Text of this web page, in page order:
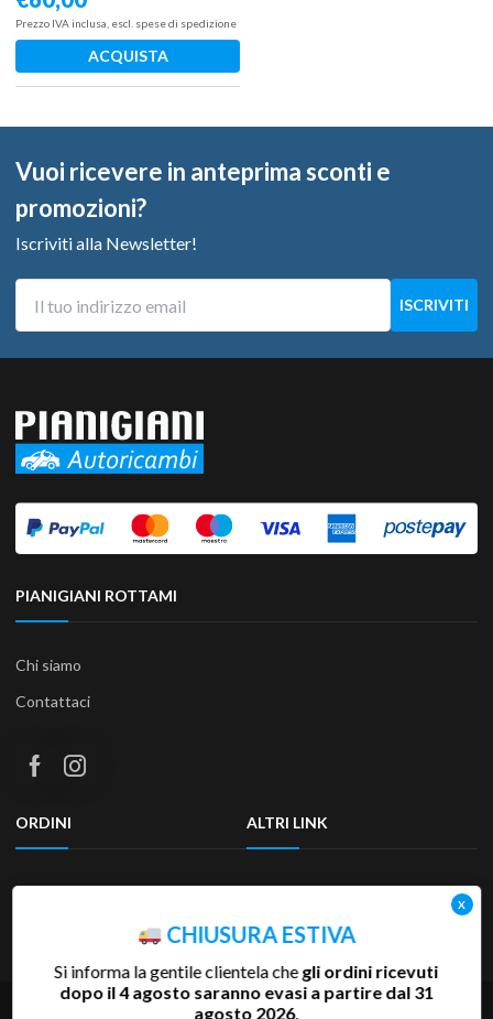
Prezzo IVA inclusa, escl. spese di spedizione
ACQUISTA
Vuoi ricevere in anteprima sconti e
promozioni?
Iscriviti alla Newsletter!
PIANIGIANI ROTTAMI
Chi siamo
Contattaci
ORDINI
Termini e condizioni
ALTRI LINK
Privacy Policy
Accessibilità
Copyright 2025 Pianigiani Rottami Srl | P.Iva 00655510527 | REA
CHIUSURA ESTIVA
Si informa la gentile clientela chegli ordini ricevuti
dopo il 4 agosto saranno evasi a partire dal 31
agosto 2026.